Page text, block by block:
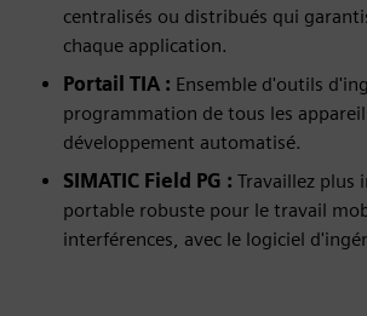
centralisés ou distribués qui
chaque application.
Portail TIA : Ensemble d'outils
programmation de tous les
développement automatisé.
SIMATIC Field PG : Travaillez
portable robuste pour le travail
interférences, avec le logiciel